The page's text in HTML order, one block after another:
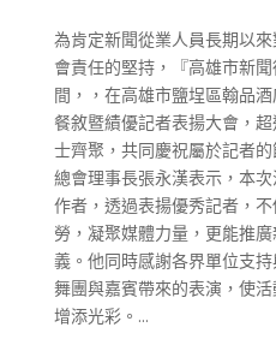
為肯定新聞從業人員長期以
會責任的堅持，『高雄市新
間，，在高雄市鹽埕區翰品
餐敘暨績優記者表揚大會，
士齊聚，共同慶祝屬於記者
總會理事長張永漢表示，本
作者，透過表揚優秀記者，
勞，凝聚媒體力量，更能推
義。他同時感謝各界單位支
舞團與嘉賓帶來的表演，使
增添光彩。...